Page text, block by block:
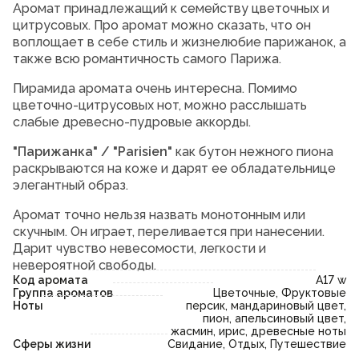
Аромат принадлежащий к семейству цветочных и
цитрусовых. Про аромат можно сказать, что он
воплощает в себе стиль и жизнелюбие парижанок, а
также всю романтичность самого Парижа.
Пирамида аромата очень интересна. Помимо
цветочно-цитрусовых нот, можно расслышать
слабые древесно-пудровые аккорды.
"Парижанка" / "Parisien" как бутон нежного пиона
раскрываются на коже и дарят ее обладательнице
элегантный образ.
Аромат точно нельзя назвать монотонным или
скучным. Он играет, переливается при нанесении.
Дарит чувство невесомости, легкости и
невероятной свободы.
Код аромата
A17 w
Группа ароматов
Цветочные, Фруктовые
Ноты
персик, мандариновый цвет,
пион, апельсиновый цвет,
жасмин, ирис, древесные ноты
Сферы жизни
Свидание, Отдых, Путешествие